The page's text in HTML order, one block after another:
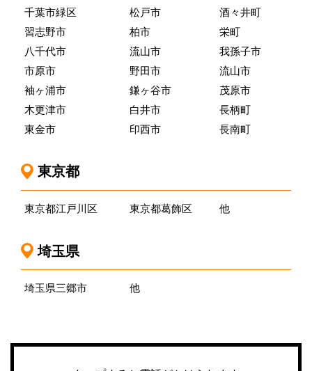
千葉市緑区
習志野市
八千代市
市原市
袖ヶ浦市
木更津市
東金市
松戸市
柏市
流山市
野田市
鎌ヶ谷市
白井市
印西市
酒々井町
栄町
我孫子市
流山市
茂原市
長柄町
長南町
東京都
東京都江戸川区 東京都葛飾区 他
埼玉県
埼玉県三郷市 他